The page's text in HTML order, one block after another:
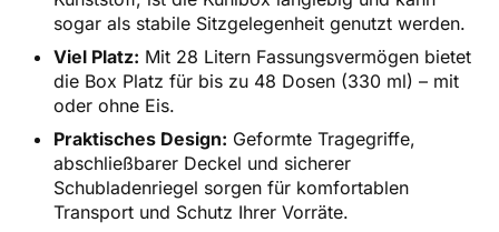
sogar als stabile Sitzgelegenheit genutzt werden.
Viel Platz: Mit 28 Litern Fassungsvermögen bietet
die Box Platz für bis zu 48 Dosen (330 ml) – mit
oder ohne Eis.
Praktisches Design: Geformte Tragegriffe,
abschließbarer Deckel und sicherer
Schubladenriegel sorgen für komfortablen
Transport und Schutz Ihrer Vorräte.